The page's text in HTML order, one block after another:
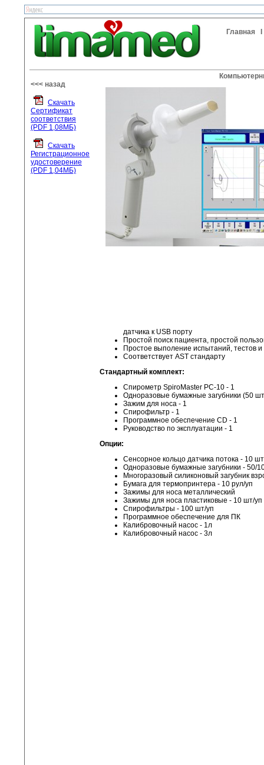
Главная
<<< назад
Cкачать
Сертификат
соответствия
(PDF 1,08МБ)
Cкачать
Регистрационное
удостоверение
(PDF 1,04МБ)
датчика к USB порту
Простой поиск пациента, простой
Простое выполение испытаний, тестов
Соответствует AST стандарту
Стандартный комплект:
Спирометр SpiroMaster PC-10 - 1
Одноразовые бумажные загубники (50
Зажим для носа - 1
Спирофильтр - 1
Программное обеспечение CD - 1
Руководство по эксплуатации - 1
Опции:
Сенсорное кольцо датчика потока - 10
Одноразовые бумажные загубники - 50/
Многоразовый силиконовый загубник
Бумага для термопринтера - 10 рул/уп
Зажимы для носа металлический
Зажимы для носа пластиковые - 10 шт/уп
Спирофильтры - 100 шт/уп
Программное обеспечение для ПК
Калибровочный насос - 1л
Калибровочный насос - 3л